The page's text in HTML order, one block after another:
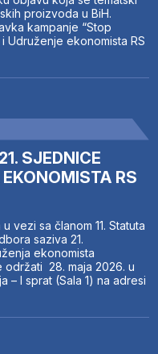
proizvoda u BiH.
kampanje “Stop
Udruženje ekonomista RS
SJEDNICE
RS
vezi sa članom 11. Statuta
saziva 21.
ekonomista
održati 28. maja 2026. u
– I sprat (Sala 1) na adresi